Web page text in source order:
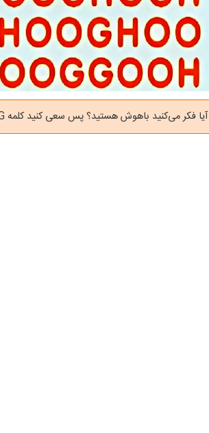
آیا فکر می‌کنید باهوش هستید؟ پس سعی کنید کلمه HOG را در این جدول حروف پیدا کنید!